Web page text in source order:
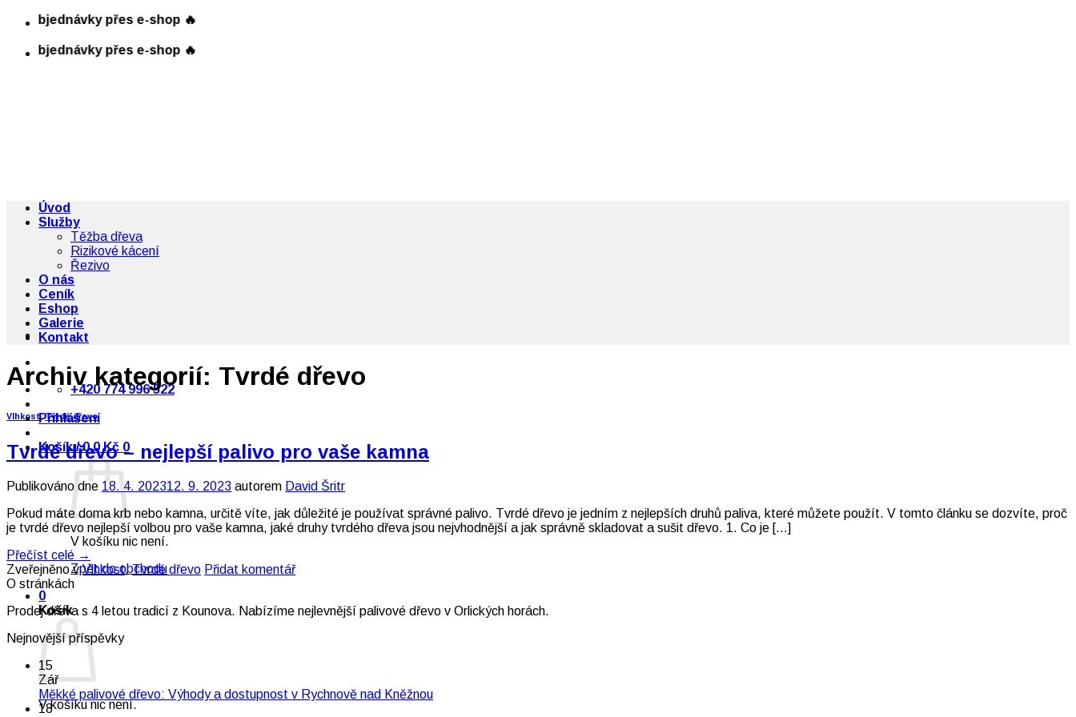
Přeskočit
obsah
Objednávky přes e-shop 🔥
Objednávky přes e-shop 🔥
+420 774 996 522
Přihlášení
Košík /0,0Kč 0
V košíku nic není.
Zpět do obchodu
0
Košík
V košíku nic není.
Úvod
Služby
Těžba dřeva
Rizikové kácení
Řezivo
O nás
Ceník
Eshop
Galerie
Kontakt
Archiv kategorií: Tvrdé dřevo
Vlhkost,Tvrdé dřevo
Tvrdé dřevo – nejlepší palivo pro vaše kamna
Publikováno dne 18. 4. 202312. 9. 2023 autorem David Šritr
Pokud máte doma krb nebo kamna, určitě víte, jak důležité je používat správné palivo. Tvrdé dřevo je jedním z nejlepších druhů paliva, které můžete použít. V tomto článku se dozvíte, proč
je tvrdé dřevo nejlepší volbou pro vaše kamna, jaké druhy tvrdého dřeva jsou nejvhodnější a jak správně skladovat a sušit dřevo. 1. Co je […]
Přečíst celé →
Zveřejněno vVlhkost,Tvrdé dřevo Přidat komentář
O stránkách
Prodej dřeva s 4 letou tradicí z Kounova. Nabízíme nejlevnější palivové dřevo v Orlických horách.
Nejnovější příspěvky
15
Zář
Měkké palivové dřevo: Výhody a dostupnost v Rychnově nad KněžnouŽádné
18